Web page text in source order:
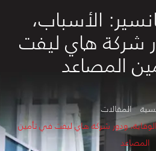
الأسباب،
شركة هاي ليفت
المصاعد
المقالات
ودور شركة هاي ليفت في تأمين
المصاعد